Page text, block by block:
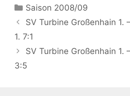
Kategorien
Saison 2008/09
SV Turbine Großenhain 1.
1. 7:1
SV Turbine Großenhain 1.
3:5